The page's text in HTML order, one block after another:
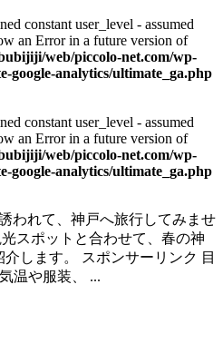
constant user_level - assumed
an Error in a future version of
web/piccolo-net.com/wp-
google-analytics/ultimate_ga.php
constant user_level - assumed
an Error in a future version of
web/piccolo-net.com/wp-
google-analytics/ultimate_ga.php
われて、神戸へ旅行してみませ
スポットと合わせて、春の神
します。 スポンサーリンク 目
温や服装、 ...